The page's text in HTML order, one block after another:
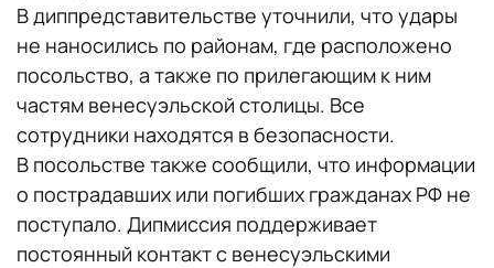
В диппредставительстве уточнили, что удары
не наносились по районам, где расположено
посольство, а также по прилегающим к ним
частям венесуэльской столицы. Все
сотрудники находятся в безопасности.
В посольстве также сообщили, что информации
о пострадавших или погибших гражданах РФ не
поступало. Дипмиссия поддерживает
постоянный контакт с венесуэльскими